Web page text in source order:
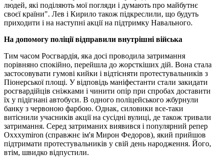
людей, які поділяють мої погляди і думають про майбутнє
своєї країни". Лев і Кирило також підкреслили, що будуть
приходити і на наступні акції на підтримку Навального.
На допомогу поліції відправили внутрішні війська
Тим часом Росгвардія, яка досі проводила затримання
порівняно спокійно, перейшла до жорсткіших дій. Вона стала
застосовувати гумові кийки і відтісняти протестувальників з
Піонерської площі. У відповідь маніфестанти стали закидати
росгвардійців сніжками і чинити опір при спробах доставити
їх у підігнані автобуси. В одного поліцейського жбурнули
банку з червоною фарбою. Однак, силовики все-таки
витіснили учасників акції на сусідні вулиці, де також тривали
затримання. Серед затриманих виявився і популярний репер
Oxxxymiron (справжнє ім'я Мирон Федоров), який прийшов
підтримати протестувальників у свій день народження. Його,
втім, швидко відпустили.